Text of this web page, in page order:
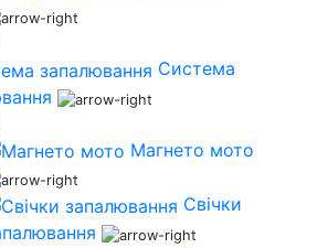
Система
Магнето мото
Свічки